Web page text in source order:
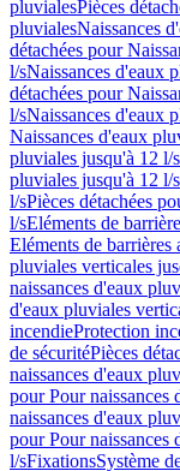
pluvialesPièces
pluvialesNaissances
détachées pour
l/sNaissances d'eaux
détachées pour
l/sNaissances d'eaux
Naissances d'eaux
pluviales jusqu'à 12 l/s
pluviales jusqu'à 12 l/s
l/sPièces détachées
l/sEléments de
Eléments de barrières
pluviales verticales
naissances d'eaux
d'eaux pluviales
incendieProtection
de sécuritéPièces
naissances d'eaux
pour Pour naissances
naissances d'eaux
pour Pour naissances
l/sFixationsSystème